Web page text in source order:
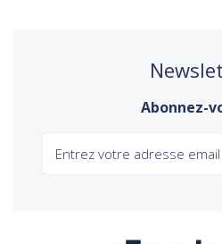
Abonnez-